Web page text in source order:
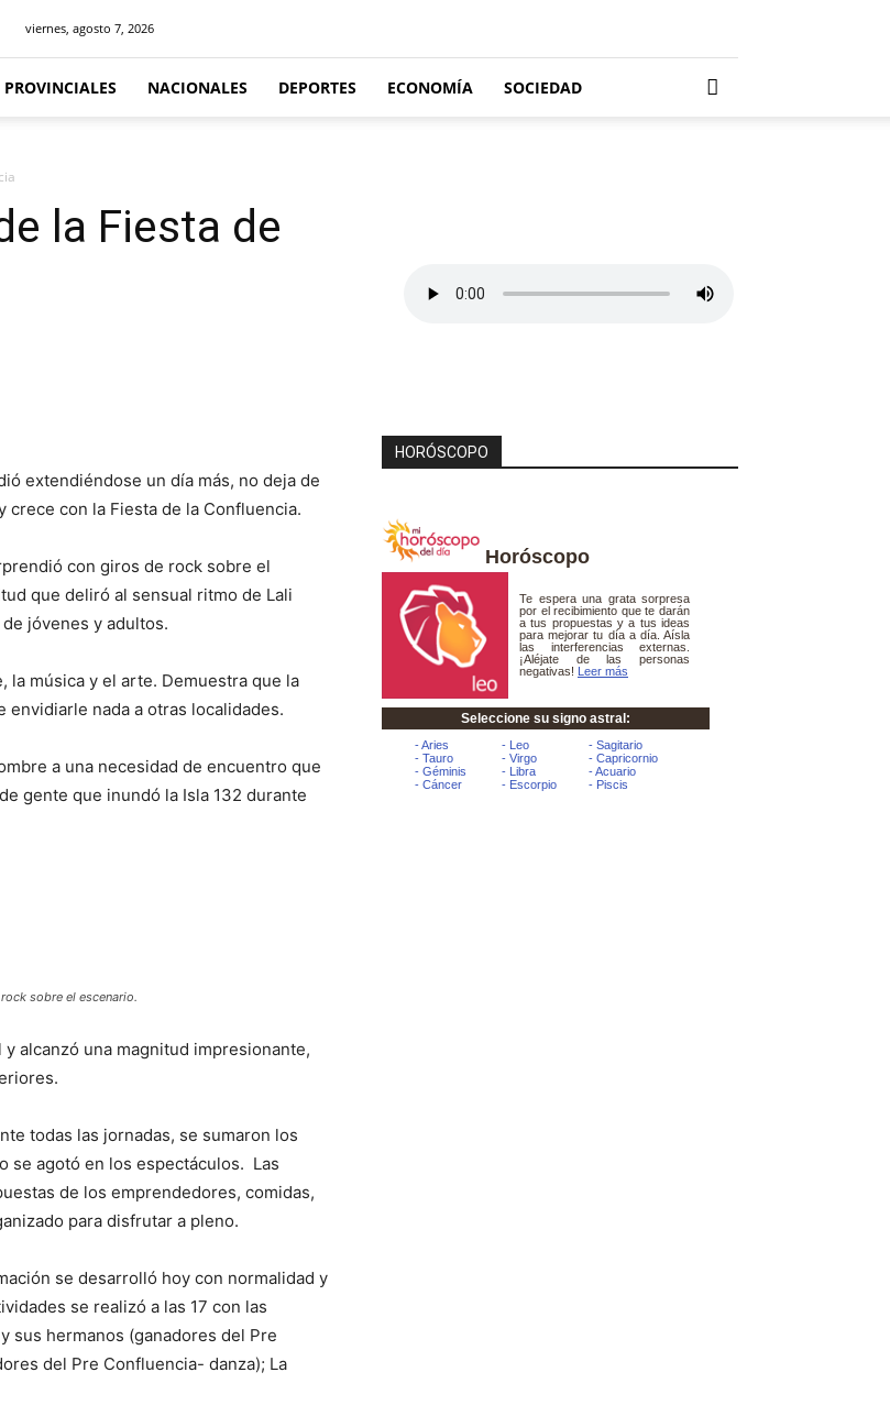
viernes, agosto 7, 2026
PROVINCIALES NACIONALES DEPORTES ECONOMÍA SOCIEDAD
la Fiesta de
extendiéndose un día más, no deja de
con la Fiesta de la Confluencia.
con giros de rock sobre el
que deliró al sensual ritmo de Lali
jóvenes y adultos.
la música y el arte. Demuestra que la
nada a otras localidades.
a una necesidad de encuentro que
gente que inundó la Isla 132 durante
sobre el escenario.
alcanzó una magnitud impresionante,
todas las jornadas, se sumaron los
se agotó en los espectáculos. Las
de los emprendedores, comidas,
para disfrutar a pleno.
se desarrolló hoy con normalidad y
se realizó a las 17 con las
sus hermanos (ganadores del Pre
del Pre Confluencia- danza); La
HORÓSCOPO
Horóscopo